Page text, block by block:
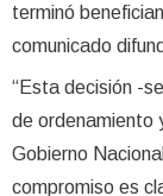
terminó
comunicado
“Esta decisión -
de ordenamiento
Gobierno
compromiso es